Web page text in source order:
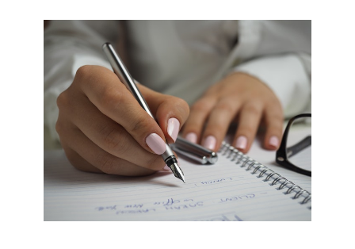
PRODUK
INFORMASI